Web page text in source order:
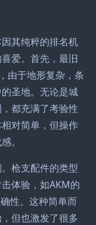
其纯粹的排名机
爱。首先，最旧
由于地形复杂，条
圣地。无论是城
都充满了考验性
对简单，但操作
。
枪支配件的类型
体验，如AKM的
性。这种简单而
但也激发了很多